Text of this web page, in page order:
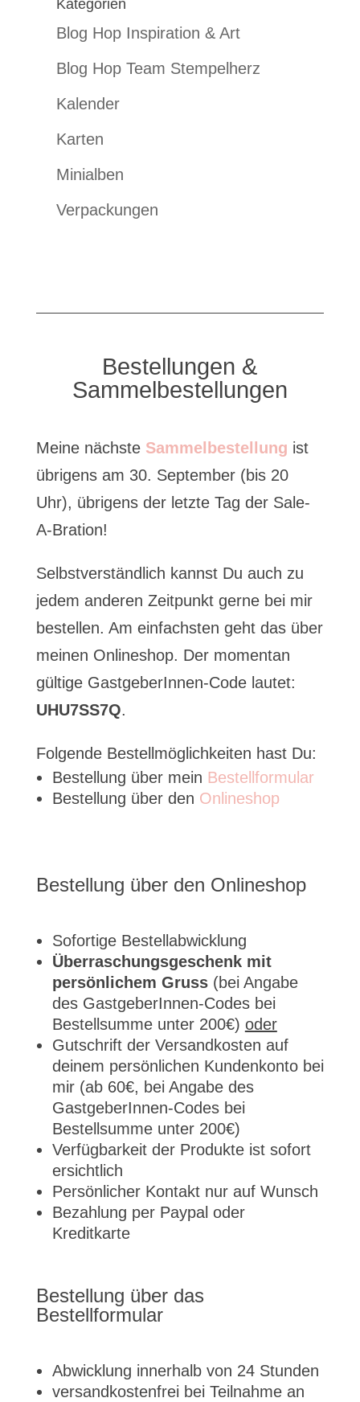
Kategorien
Blog Hop Inspiration & Art
Blog Hop Team Stempelherz
Kalender
Karten
Minialben
Verpackungen
Bestellungen &
Sammelbestellungen
Meine nächste Sammelbestellung ist
übrigens am 30. September (bis 20
Uhr), übrigens der letzte Tag der Sale-
A-Bration!
Selbstverständlich kannst Du auch zu
jedem anderen Zeitpunkt gerne bei mir
bestellen. Am einfachsten geht das über
meinen Onlineshop. Der momentan
gültige GastgeberInnen-Code lautet:
UHU7SS7Q.
Folgende Bestellmöglichkeiten hast Du:
Bestellung über mein Bestellformular
Bestellung über den Onlineshop
Bestellung über den Onlineshop
Sofortige Bestellabwicklung
Überraschungsgeschenk mit
persönlichem Gruss (bei Angabe
des GastgeberInnen-Codes bei
Bestellsumme unter 200€) oder
Gutschrift der Versandkosten auf
deinem persönlichen Kundenkonto bei
mir (ab 60€, bei Angabe des
GastgeberInnen-Codes bei
Bestellsumme unter 200€)
Verfügbarkeit der Produkte ist sofort
ersichtlich
Persönlicher Kontakt nur auf Wunsch
Bezahlung per Paypal oder
Kreditkarte
Bestellung über das
Bestellformular
Abwicklung innerhalb von 24 Stunden
versandkostenfrei bei Teilnahme an